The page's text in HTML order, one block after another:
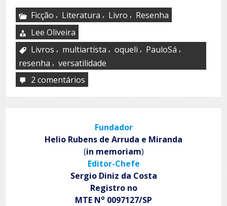
Ficção , Literatura , Livro , Resenha
Lee Oliveira
Livros , multiartista , oqueli , PauloSá ,
resenha , versatilidade
2 comentários
Sá
Fundador
Helio Rubens de Arruda e Miranda
(in memoriam)
Editor-Chefe
Sergio Diniz da Costa
Registro no
MTE No 0097127/SP